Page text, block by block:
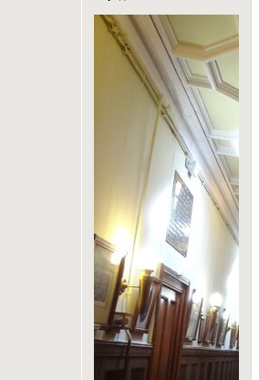
Дворцовый комплекс
Воронцовского дворца в
Алупке, состоящий из пяти
строений, сооружен в 1828-